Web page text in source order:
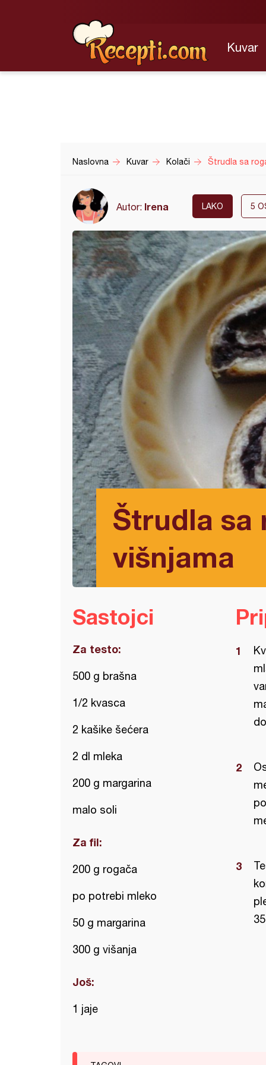
Kuvar
Naslovna Kuvar Kolači Štrudla sa
Autor: Irena LAKO 5
Štrudla sa
višnjama
Sastojci
Za testo:
500 g brašna
1/2 kvasca
2 kašike šećera
2 dl mleka
200 g margarina
malo soli
Za fil:
200 g rogača
po potrebi mleko
50 g margarina
300 g višanja
Još:
1 jaje